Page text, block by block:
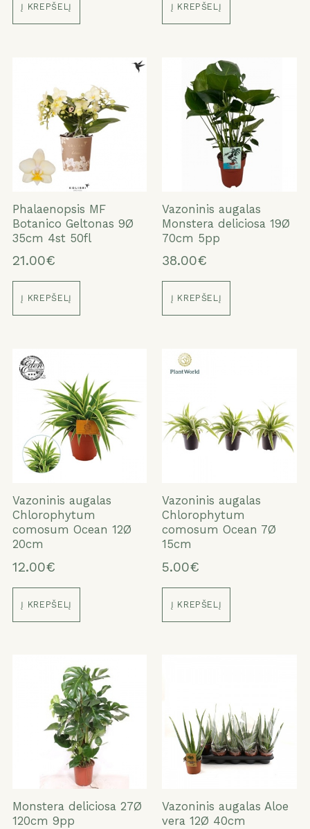
Į KREPŠELĮ Į KREPŠELĮ
Phalaenopsis MF
Botanico Geltonas 9Ø
35cm 4st 50fl
21.00€
Į KREPŠELĮ
Vazoninis augalas
Monstera deliciosa 19Ø
70cm 5pp
38.00€
Į KREPŠELĮ
Vazoninis augalas
Chlorophytum
comosum Ocean 12Ø
20cm
12.00€
Į KREPŠELĮ
Vazoninis augalas
Chlorophytum
comosum Ocean 7Ø
15cm
5.00€
Į KREPŠELĮ
Monstera deliciosa 27Ø
120cm 9pp
Vazoninis augalas Aloe
vera 12Ø 40cm